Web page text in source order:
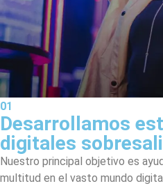
01
Desarrollamos
digitales
Nuestro principal objetivo es
multitud en el vasto mundo